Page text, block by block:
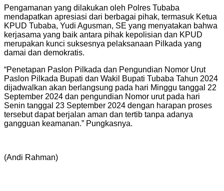
Pengamanan yang dilakukan oleh Polres Tubaba
mendapatkan apresiasi dari berbagai pihak, termasuk Ketua
KPUD Tubaba, Yudi Agusman, SE yang menyatakan bahwa
kerjasama yang baik antara pihak kepolisian dan KPUD
merupakan kunci suksesnya pelaksanaan Pilkada yang
damai dan demokratis.
“Penetapan Paslon Pilkada dan Pengundian Nomor Urut
Paslon Pilkada Bupati dan Wakil Bupati Tubaba Tahun 2024
dijadwalkan akan berlangsung pada hari Minggu tanggal 22
September 2024 dan pengundian Nomor urut pada hari
Senin tanggal 23 September 2024 dengan harapan proses
tersebut dapat berjalan aman dan tertib tanpa adanya
gangguan keamanan.” Pungkasnya.
(Andi Rahman)